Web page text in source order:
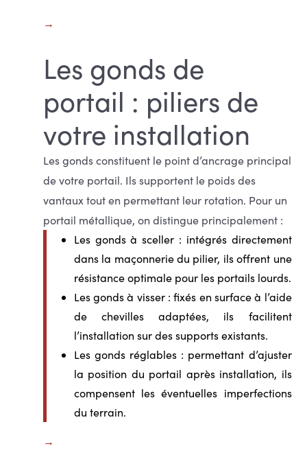
Les gonds de
portail : piliers de
votre installation
Les gonds constituent le point d’ancrage principal
de votre portail. Ils supportent le poids des
vantaux tout en permettant leur rotation. Pour un
portail métallique, on distingue principalement :
Les gonds à sceller : intégrés directement
dans la maçonnerie du pilier, ils offrent une
résistance optimale pour les portails lourds.
Les gonds à visser: fixés en surface à l’aide
de chevilles adaptées, ils facilitent
l’installation sur des supports existants.
Les gonds réglables : permettant d’ajuster
la position du portail après installation, ils
compensent les éventuelles imperfections
du terrain.